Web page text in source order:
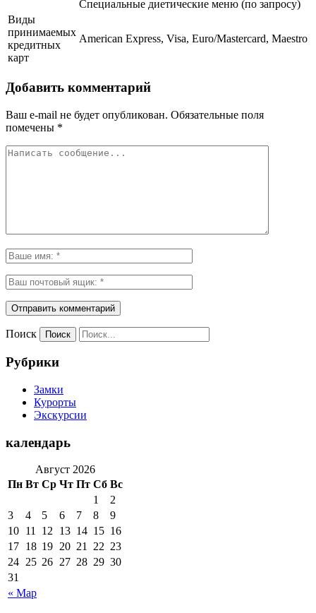
Специальные диетические меню (по запросу)
Виды
принимаемых
кредитных
карт
American Express, Visa, Euro/Mastercard, Maestro
Добавить комментарий
Ваш e-mail не будет опубликован. Обязательные поля
помечены *
Поиск
Рубрики
Замки
Курорты
Экскурсии
календарь
Август 2026
Пн Вт Ср Чт Пт Сб Вс
« Мар
1
2
3
4 5 6 7 8
9
10 11 12 13 14 15 16
17 18 19 20 21 22 23
24 25 26 27 28 29 30
31